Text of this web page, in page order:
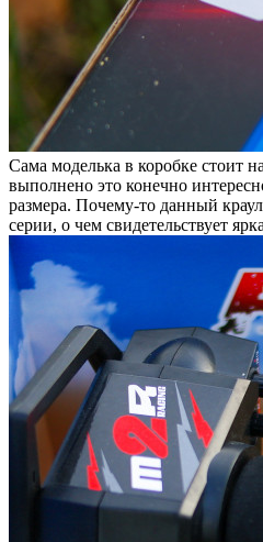
Сама моделька в коробке стоит
выполнено это конечно
размера. Почему-то данный
серии, о чем свидетельствует